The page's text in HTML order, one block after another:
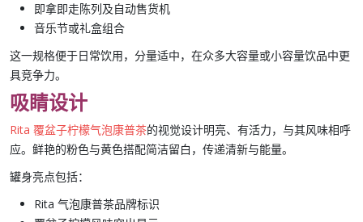
即拿即走陈列及自动售货机
音乐节或礼盒组合
这一规格便于日常饮用，分量适中，在众多大容量或小容量饮品中更
具竞争力。
吸睛设计
Rita 覆盆子柠檬气泡康普茶的视觉设计明亮、有活力，与其风味相呼
应。鲜艳的粉色与黄色搭配简洁留白，传递清新与能量。
罐身亮点包括：
Rita 气泡康普茶品牌标识